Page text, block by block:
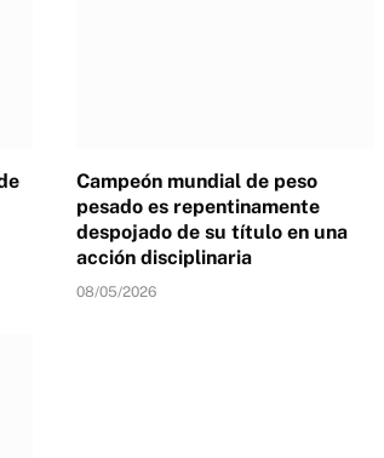
Campeón mundial de peso
pesado es repentinamente
despojado de su título en una
acción disciplinaria
08/05/2026